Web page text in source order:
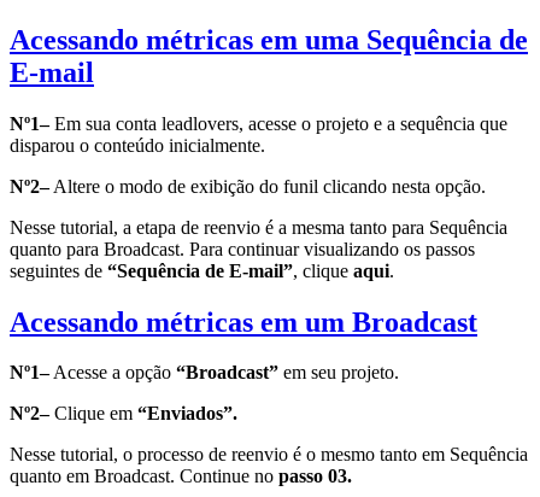
Acessando métricas em uma Sequência de
E-mail
Nº1–Em sua conta leadlovers, acesse o projeto e a sequência que
disparou o conteúdo inicialmente.
Nº2–Altere o modo de exibição do funil clicando nesta opção.
Nesse tutorial, a etapa de reenvio é a mesma tanto para Sequência
quanto para Broadcast. Para continuar visualizando os passos
seguintes de “Sequência de E-mail”, clique aqui.
Acessando métricas em um Broadcast
Nº1–Acesse a opção “Broadcast” em seu projeto.
Nº2–Clique em “Enviados”.
Nesse tutorial, o processo de reenvio é o mesmo tanto em Sequência
quanto em Broadcast. Continue no passo 03.